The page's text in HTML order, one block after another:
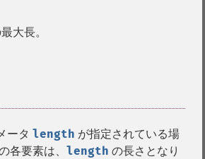
大長。
ータ length が指定されている場
各要素は、 length の長さとなり